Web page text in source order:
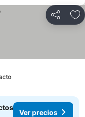
Compartir
Ver precios
Ver precios